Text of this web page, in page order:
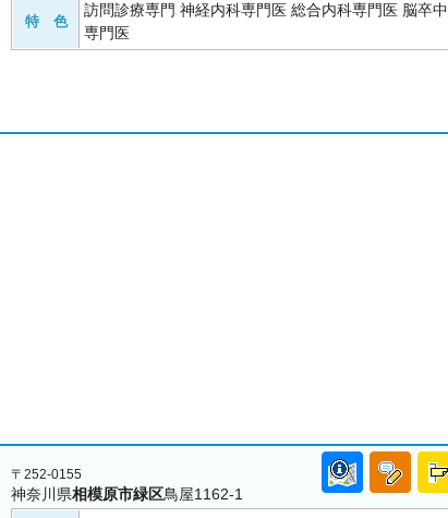
特 色
訪問診療専門 神経内科専門医 総合内科専門医 脳卒中
専門医
〒252-0155
神奈川県相模原市緑区鳥屋1162-1